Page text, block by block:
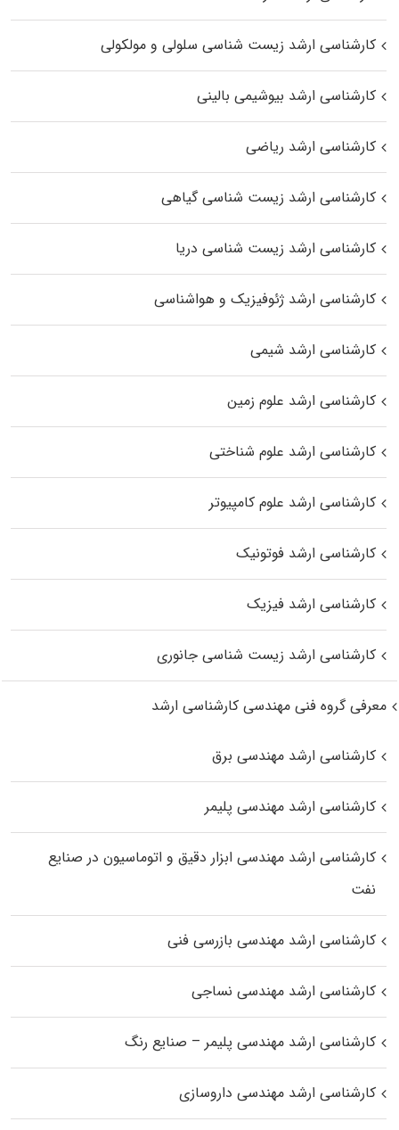
کارشناسی ارشد زیست شناسی سلولی و مولکولی
کارشناسی ارشد بیوشیمی بالینی
کارشناسی ارشد ریاضی
کارشناسی ارشد زیست‌ شناسی گیاهی
کارشناسی ارشد زیست‌ شناسی دریا
کارشناسی ارشد ژئوفیزیک و هواشناسی
کارشناسی ارشد شیمی
کارشناسی ارشد علوم زمین
کارشناسی ارشد علوم شناختی
کارشناسی ارشد علوم کامپیوتر
کارشناسی ارشد فوتونیک
کارشناسی ارشد فیزیک
کارشناسی ارشد زیست‌ شناسی جانوری
معرفی گروه فنی مهندسی کارشناسی ارشد
کارشناسی ارشد مهندسی برق
کارشناسی ارشد مهندسی پلیمر
کارشناسی ارشد مهندسی ابزار دقیق و اتوماسیون در صنایع
نفت
کارشناسی ارشد مهندسی بازرسی فنی
کارشناسی ارشد مهندسی نساجی
کارشناسی ارشد مهندسی پلیمر – صنایع رنگ
کارشناسی ارشد مهندسی داروسازی